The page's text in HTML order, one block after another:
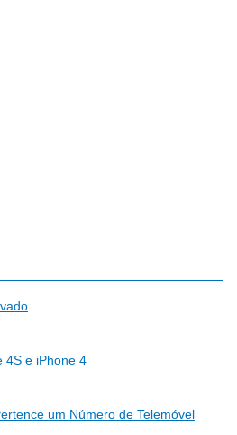
4S e iPhone 4
um Número de Telemóvel